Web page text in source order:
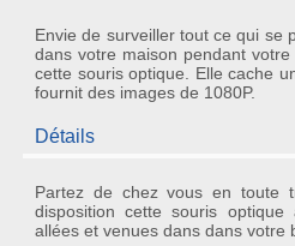
Envie de surveiller tout ce qui se
dans votre maison pendant
cette souris optique. Elle cache
fournit des images de 1080P.
Détails
Partez de chez vous en toute
disposition cettesouris optique
allées et venues dans dans votre